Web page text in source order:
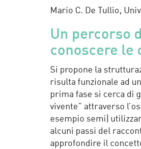
Mario C. De Tullio,
Un percorso
conoscere le
Si propone la
risulta funzionale ad
prima fase si cerca di
vivente” attraverso
esempio semi)
alcuni passi del
approfondire il